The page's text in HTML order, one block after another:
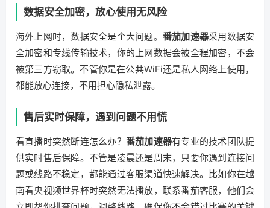
数据安全加密，放心使用无风险
海外上网时，数据安全是个大问题。 番茄加速器采用数据安
全加密和专线传输技术，你的上网数据会被全程加密，不会
被第三方窃取。不管你是在公共WiFi还是私人网络上使用，
都能放心连接，不用担心隐私泄露。
售后实时保障，遇到问题不用慌
看直播时突然断连怎么办？ 番茄加速器有专业的技术团队提
供实时售后保障。不管是凌晨还是周末，只要你遇到连接问
题或线路不稳定，都能通过客服渠道快速解决。比如你在越
南看央视频世界杯时突然无法播放，联系番茄客服，他们会